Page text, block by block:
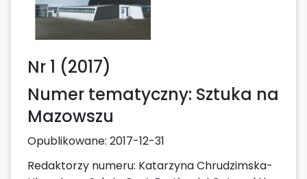
Nr 1 (2017)
Numer tematyczny: Sztuka na
Mazowszu
Opublikowane: 2017-12-31
Redaktorzy numeru: Katarzyna Chrudzimska-